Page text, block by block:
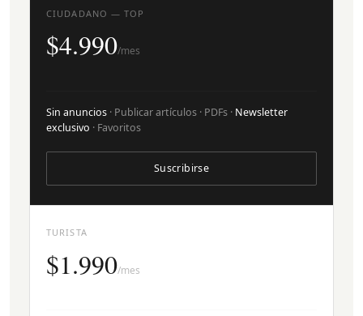
TURISTA
$1.990/mes
CIUDADANO — TOP
$4.990/mes
Sin anuncios · Publicar artículos · PDFs · Newsletter
exclusivo · Favoritos
Suscribirse